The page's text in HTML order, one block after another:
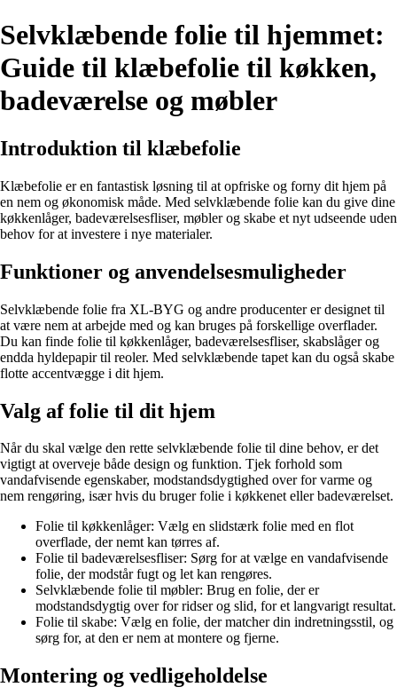
Selvklæbende folie til hjemmet:
Guide til klæbefolie til køkken,
badeværelse og møbler
Introduktion til klæbefolie
Klæbefolie er en fantastisk løsning til at opfriske og forny dit hjem på
en nem og økonomisk måde. Med selvklæbende folie kan du give dine
køkkenlåger, badeværelsesfliser, møbler og skabe et nyt udseende uden
behov for at investere i nye materialer.
Funktioner og anvendelsesmuligheder
Selvklæbende folie fra XL-BYG og andre producenter er designet til
at være nem at arbejde med og kan bruges på forskellige overflader.
Du kan finde folie til køkkenlåger, badeværelsesfliser, skabslåger og
endda hyldepapir til reoler. Med selvklæbende tapet kan du også skabe
flotte accentvægge i dit hjem.
Valg af folie til dit hjem
Når du skal vælge den rette selvklæbende folie til dine behov, er det
vigtigt at overveje både design og funktion. Tjek forhold som
vandafvisende egenskaber, modstandsdygtighed over for varme og
nem rengøring, især hvis du bruger folie i køkkenet eller badeværelset.
Folie til køkkenlåger: Vælg en slidstærk folie med en flot
overflade, der nemt kan tørres af.
Folie til badeværelsesfliser: Sørg for at vælge en vandafvisende
folie, der modstår fugt og let kan rengøres.
Selvklæbende folie til møbler: Brug en folie, der er
modstandsdygtig over for ridser og slid, for et langvarigt resultat.
Folie til skabe: Vælg en folie, der matcher din indretningsstil, og
sørg for, at den er nem at montere og fjerne.
Montering og vedligeholdelse